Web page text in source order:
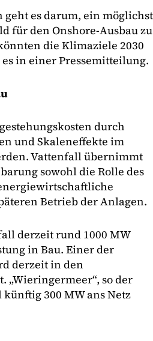
geht es darum, ein möglichst
für den Onshore-Ausbau zu
die Klimaziele 2030
in einer Pressemitteilung.
durch
und Skaleneffekte im
Vattenfall übernimmt
sowohl die Rolle des
Betrieb der Anlagen.
derzeit rund 1000 MW
in Bau. Einer der
derzeit in den
so der
300 MW ans Netz